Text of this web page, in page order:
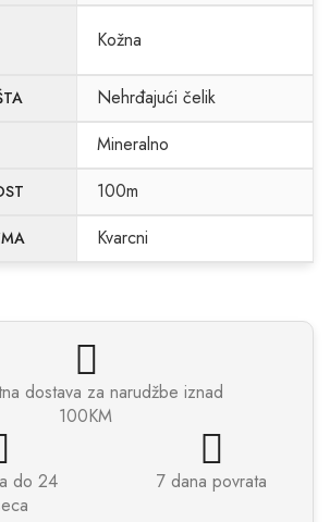
Kožna
Nehrđajući čelik
Mineralno
100m
Kvarcni
dostava za narudžbe iznad
100KM
do 24
7 dana povrata